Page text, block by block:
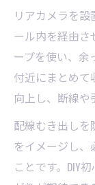
リアカメラを
ール内を経由さ
ープを使い、余
付近にまとめて
向上し、断線や
配線むき出しを
をイメージし、
ことです。DIY